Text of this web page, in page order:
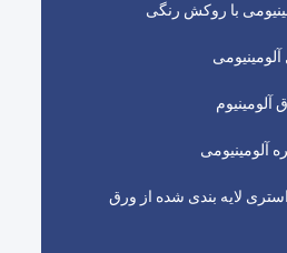
با روکش رنگی
آلومینیومی
لایه بندی شده از ورق